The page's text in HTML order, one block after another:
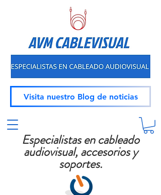
Visita nuestro Blog de noticias
Especialistas en cableado
audiovisual, accesorios y
soportes.